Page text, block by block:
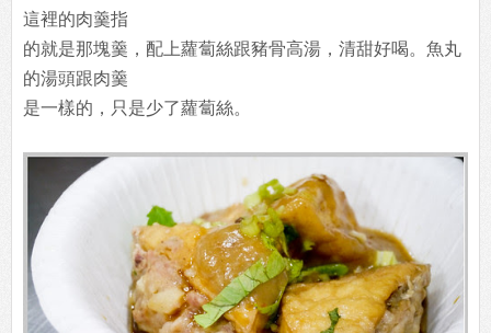
這裡的肉羹指
的就是那塊羹，配上蘿蔔絲跟豬骨高湯，清甜好喝。魚丸
的湯頭跟肉羹
是一樣的，只是少了蘿蔔絲。